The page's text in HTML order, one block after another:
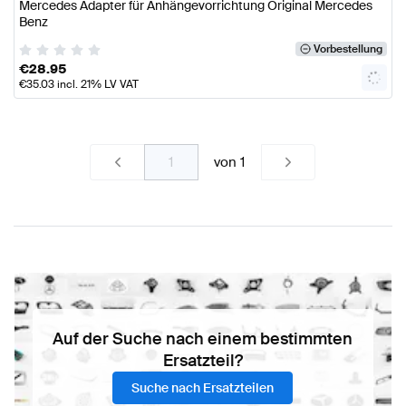
Mercedes Adapter für Anhängevorrichtung Original Mercedes
Benz
Vorbestellung
€28.95
€35.03incl. 21% LV VAT
von1
Auf der Suche nach einem bestimmten
Ersatzteil?
Suche nach Ersatzteilen